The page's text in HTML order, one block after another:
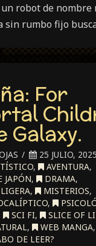
robot de nombre
sin rumbo fijo
For
Galaxy.
25 JULIO, 2025
, AVENTURA,
JAPÓN, DRAMA,
, MISTERIOS,
,
SCI FI, SLICE OF
, WEB MANGA,
DE LEER?